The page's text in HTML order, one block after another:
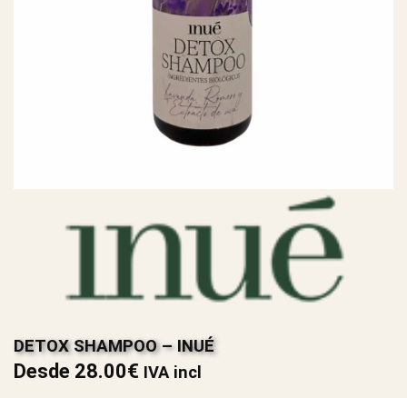
DETOX SHAMPOO – INUÉ
Desde 28.00€ IVA incl